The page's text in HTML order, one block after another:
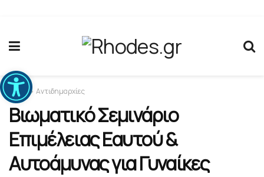
Ανοίξτε τη γραμμή εργαλείων
Home Αντιδημαρχίες
Βιωματικό Σεμινάριο
Επιμέλειας Εαυτού &
Αυτοάμυνας για Γυναίκες